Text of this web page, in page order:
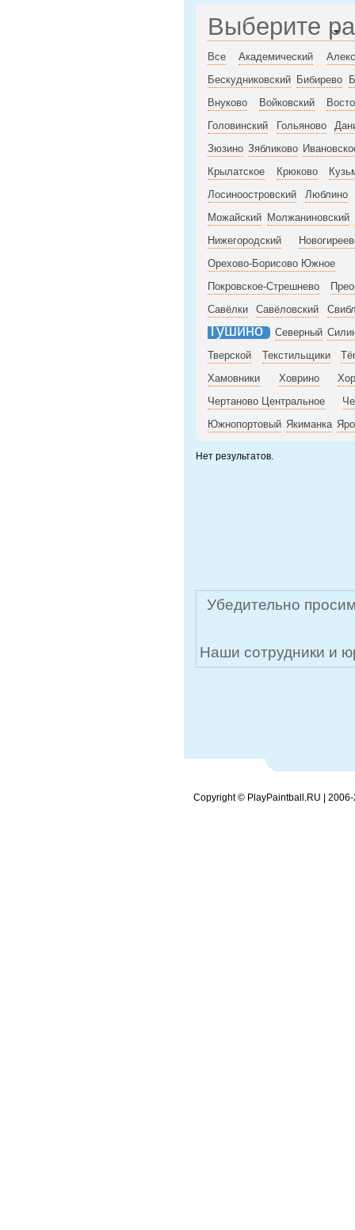
Выберите
Все Академический
Бескудниковский Бибирево
Внуково
Войковский
Головинский
Гольяново
Зюзино Зябликово
Крылатское
Крюково
Лосиноостровский
Люблино
Можайский Молжаниновский
Нижегородский
Орехово-Борисово Южное
Покровское-Стрешнево
Савёлки
Савёловский
Тушино Северный
Тверской
Текстильщики
Хамовники
Ховрино
Чертаново Центральное
Южнопортовый Якиманка
Нет результатов.
Убедительно
Наши сотрудники и
Copyright © PlayPaintball.RU | 2006-